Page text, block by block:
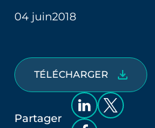
04 juin2018
TÉLÉCHARGER
Partager